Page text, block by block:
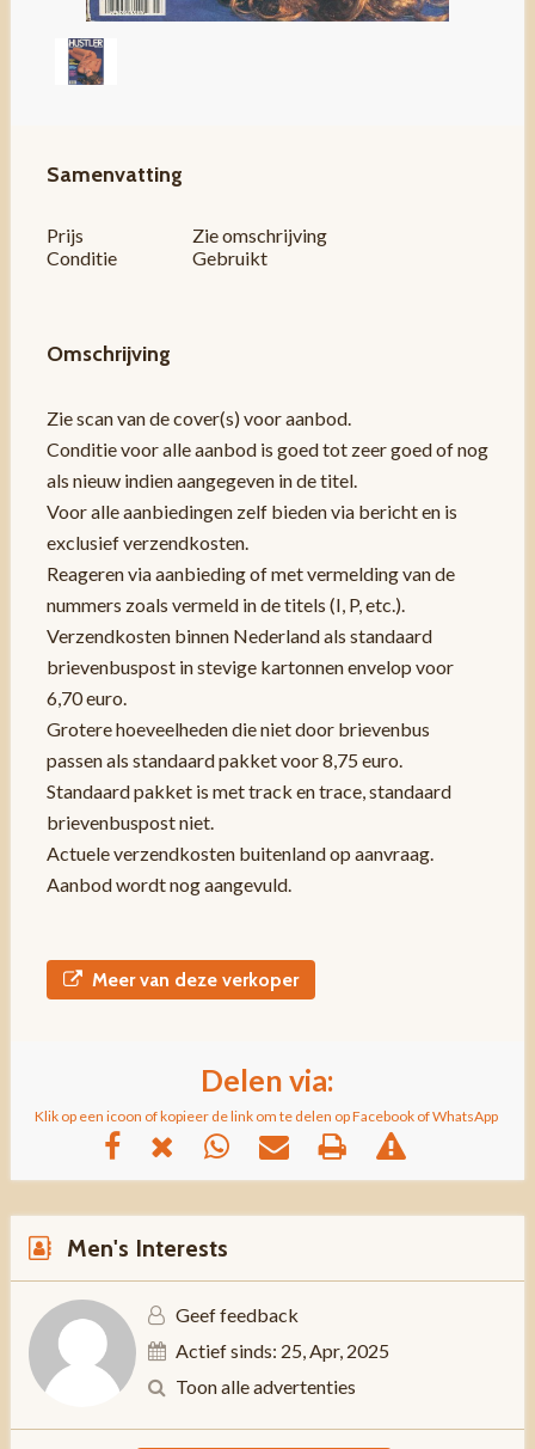
Samenvatting
Prijs
Zie omschrijving
Conditie
Gebruikt
Omschrijving
Zie scan van de cover(s) voor aanbod.
Conditie voor alle aanbod is goed tot zeer goed of nog
als nieuw indien aangegeven in de titel.
Voor alle aanbiedingen zelf bieden via bericht en is
exclusief verzendkosten.
Reageren via aanbieding of met vermelding van de
nummers zoals vermeld in de titels (I, P, etc.).
Verzendkosten binnen Nederland als standaard
brievenbuspost in stevige kartonnen envelop voor
6,70 euro.
Grotere hoeveelheden die niet door brievenbus
passen als standaard pakket voor 8,75 euro.
Standaard pakket is met track en trace, standaard
brievenbuspost niet.
Actuele verzendkosten buitenland op aanvraag.
Aanbod wordt nog aangevuld.
Meer van deze verkoper
Delen via:
Klik op een icoon of kopieer de link om te delen op Facebook of WhatsApp
Men's Interests
Geef feedback
Actief sinds: 25, Apr, 2025
Toon alle advertenties